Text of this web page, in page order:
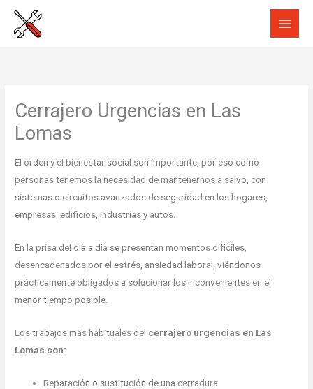
Cerrajero Urgencias en Las
Lomas
El orden y el bienestar social son importante, por eso como
personas tenemos la necesidad de mantenernos a salvo, con
sistemas o circuitos avanzados de seguridad en los hogares,
empresas, edificios, industrias y autos.
En la prisa del día a día se presentan momentos difíciles,
desencadenados por el estrés, ansiedad laboral, viéndonos
prácticamente obligados a solucionar los inconvenientes en el
menor tiempo posible.
Los trabajos más habituales del cerrajero urgencias en Las
Lomas son:
Reparación o sustitución de una cerradura